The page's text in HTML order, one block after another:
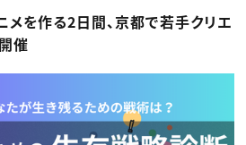
ー
プ
らのお知らせ
を作る2日間、京都で若手クリエ
催